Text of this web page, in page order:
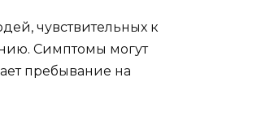
чувствительных к
Симптомы могут
пребывание на